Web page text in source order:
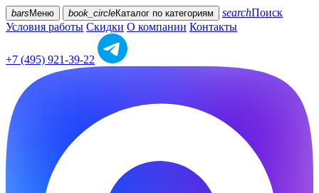
bars Меню book_circleКаталог по категориям searchПоиск
Условия работы Скидки О компании Контакты
+7 (495) 921-39-22